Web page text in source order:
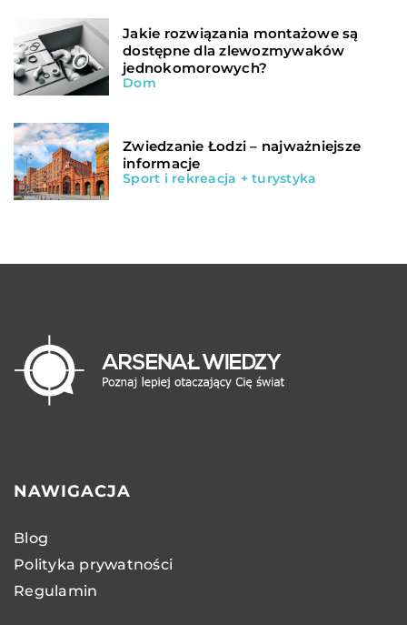
Jakie rozwiązania montażowe są
dostępne dla zlewozmywaków
jednokomorowych?
Dom
Zwiedzanie Łodzi – najważniejsze
informacje
Sport i rekreacja + turystyka
NAWIGACJA
Blog
Polityka prywatności
Regulamin